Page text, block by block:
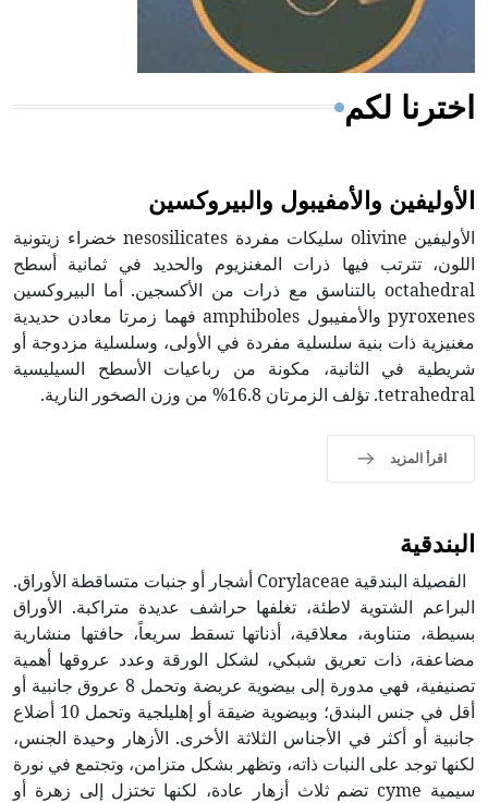
أجود أنواعه، ويمتاز بكبر الحجم ويسمى الش
اخترنا لكم
الأوليفين والأمفيبول والبيروكسين
الأوليفين olivine سليكات مفردة nesosilicates خضراء زيتونية
اللون، تترتب فيها ذرات المغنزيوم والحديد في ثمانية أسطح
octahedral بالتناسق مع ذرات من الأكسجين. أما البيروكسين
pyroxenes والأمفيبول amphiboles فهما زمرتا معادن حديدية
مغنيزية ذات بنية سلسلية مفردة في الأولى، وسلسلية مزدوجة أو
شريطية في الثانية، مكونة من رباعيات الأسطح السيليسية
tetrahedral. تؤلف الزمرتان 16.8% من وزن الصخور النارية.
اقرأ المزيد
البندقية
الفصيلة البندقية Corylaceae أشجار أو جنبات متساقطة الأوراق.
البراعم الشتوية لاطئة، تغلفها حراشف عديدة متراكبة. الأوراق
بسيطة، متناوبة، معلاقية، أذناتها تسقط سريعاً، حافتها منشارية
مضاعفة، ذات تعريق شبكي، لشكل الورقة وعدد عروقها أهمية
تصنيفية، فهي مدورة إلى بيضوية عريضة وتحمل 8 عروق جانبية أو
أقل في جنس البندق؛ وبيضوية ضيقة أو إهليلجية وتحمل 10 أضلاع
جانبية أو أكثر في الأجناس الثلاثة الأخرى. الأزهار وحيدة الجنس،
لكنها توجد على النبات ذاته، وتظهر بشكل متزامن، وتجتمع في نورة
سيمية cyme تضم ثلاث أزهار عادة، لكنها تختزل إلى زهرة أو